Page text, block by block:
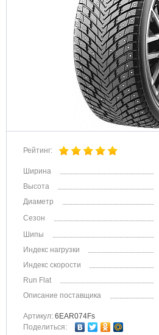
Рейтинг:
Ширина
Высота
Диаметр
Сезон
Шипы
Индекс нагрузки
Индекс скорости
Run Flat
Описание поставщика
Артикул: 6EAR074Fs
Поделиться: